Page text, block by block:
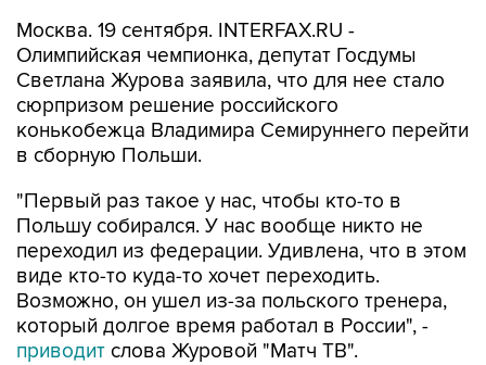
Москва. 19 сентября. INTERFAX.RU -
Олимпийская чемпионка, депутат Госдумы
Светлана Журова заявила, что для нее стало
сюрпризом решение российского
конькобежца Владимира Семируннего перейти
в сборную Польши.
"Первый раз такое у нас, чтобы кто‑то в
Польшу собирался. У нас вообще никто не
переходил из федерации. Удивлена, что в этом
виде кто‑то куда‑то хочет переходить.
Возможно, он ушел из‑за польского тренера,
который долгое время работал в России", -
приводит слова Журовой "Матч ТВ".